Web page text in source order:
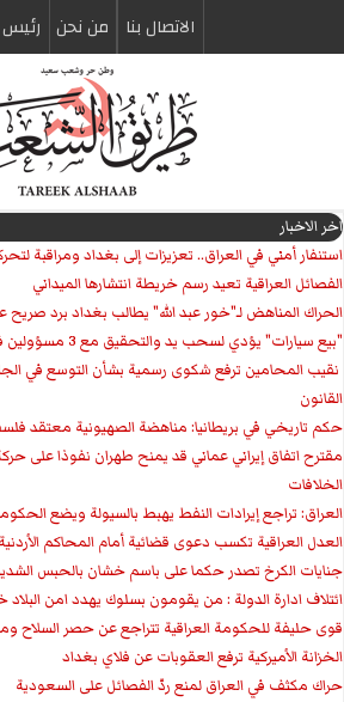
الاتصال بنا من نحن رئیس
اخر الاخبار
استنفار أمني في العراق.. تعزيزات إلى بغداد ومراقبة
الفصائل العراقية تعيد رسم خريطة انتشارها الميداني
الحراك المناهض لـ"خور عبد الله" يطالب بغداد برد
"بيع سيارات" يؤدي لسحب يد والتحقيق مع 3 مسؤولين في صحة الديوانية
نقيب المحامين ترفع شكوى رسمية بشأن التوسع في
القانون
حكم تاريخي في بريطانيا: مناهضة الصهيونية معتقد
مقترح اتفاق إيراني عماني قد يمنح طهران نفوذا على
الخلافات
العراق: تراجع إيرادات النفط يهبط بالسيولة ويضع
العدل العراقية تكسب دعوى قضائية أمام المحاكم
جنايات الكرخ تصدر حكما على باسم خشان بالحبس الشديد 3 سنوات وغرامة
ائتلاف ادارة الدولة : من يقومون بسلوك يهدد امن
قوى حليفة للحكومة العراقية تتراجع عن حصر السلاح
الخزانة الأميركية ترفع العقوبات عن فلاي بغداد
حراك مكثف في العراق لمنع ردّ الفصائل على السعودية